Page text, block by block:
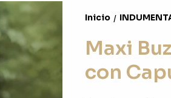
Inicio /
Maxi
con